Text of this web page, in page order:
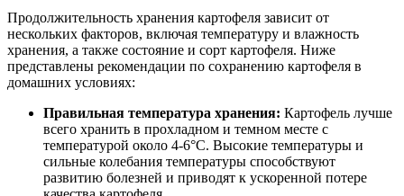
Продолжительность хранения картофеля зависит от
нескольких факторов, включая температуру и влажность
хранения, а также состояние и сорт картофеля. Ниже
представлены рекомендации по сохранению картофеля в
домашних условиях:
Правильная температура хранения: Картофель лучше
всего хранить в прохладном и темном месте с
температурой около 4-6°C. Высокие температуры и
сильные колебания температуры способствуют
развитию болезней и приводят к ускоренной потере